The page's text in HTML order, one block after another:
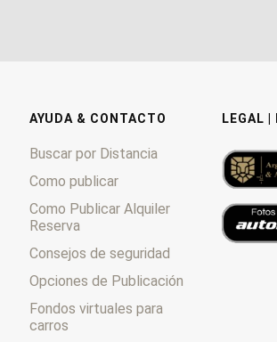
AYUDA & CONTACTO
Buscar por Distancia
Como publicar
Como Publicar Alquiler
Reserva
Consejos de seguridad
Opciones de Publicación
Fondos virtuales para
carros
LEGAL |